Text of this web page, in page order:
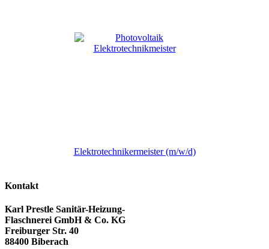
Elektrotechnikermeister (m/w/d)
Kontakt
Karl Prestle Sanitär-Heizung-
Flaschnerei GmbH & Co. KG
Freiburger Str. 40
88400 Biberach